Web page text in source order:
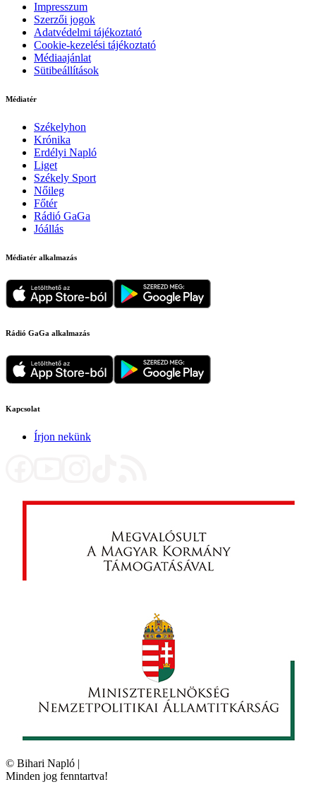
Impresszum
Szerzői jogok
Adatvédelmi tájékoztató
Cookie-kezelési tájékoztató
Médiaajánlat
Sütibeállítások
Médiatér
Székelyhon
Krónika
Erdélyi Napló
Liget
Székely Sport
Nőileg
Főtér
Rádió GaGa
Jóállás
Médiatér alkalmazás
Rádió GaGa alkalmazás
Kapcsolat
Írjon nekünk
© Bihari Napló |
Minden jog fenntartva!